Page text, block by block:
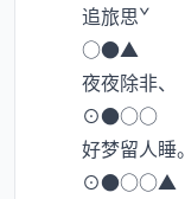
追旅思ˇ
○●▲
夜夜除非、
⊙●○○
好梦留人睡。
⊙●○○▲